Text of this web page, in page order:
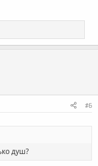
#6
душ?